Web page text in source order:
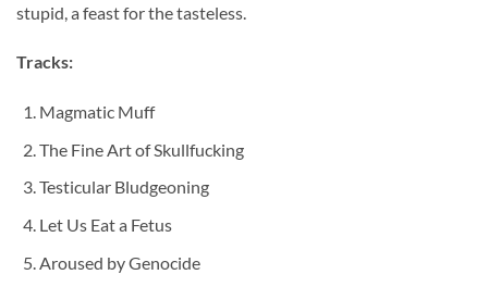
stupid, a feast for the tasteless.
Tracks:
Magmatic Muff
The Fine Art of Skullfucking
Testicular Bludgeoning
Let Us Eat a Fetus
Aroused by Genocide